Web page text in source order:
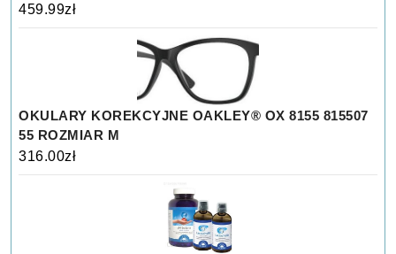
459.99zł
OKULARY KOREKCYJNE OAKLEY® OX 8155 815507
55 ROZMIAR M
316.00zł